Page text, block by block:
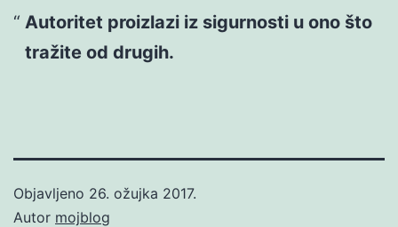
Autoritet proizlazi iz sigurnosti u ono što
tražite od drugih.
Objavljeno 26. ožujka 2017.
Autor mojblog